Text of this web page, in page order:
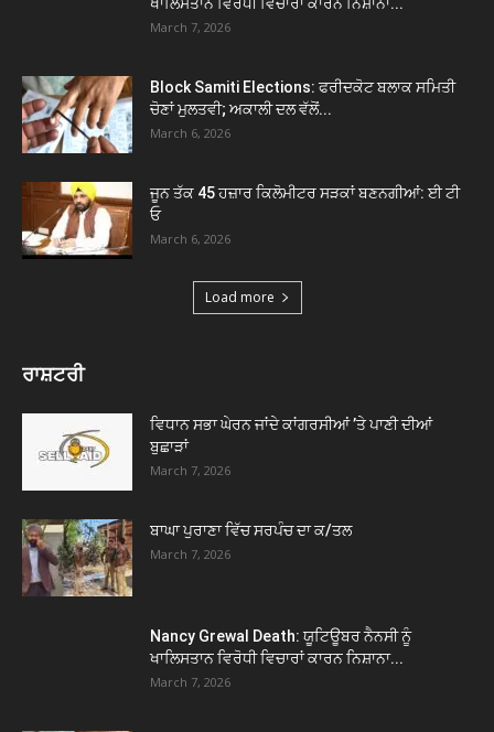
ਖਾਲਿਸਤਾਨ ਵਿਰੋਧੀ ਵਿਚਾਰਾਂ ਕਾਰਨ ਨਿਸ਼ਾਨਾ...
March 7, 2026
Block Samiti Elections: ਫਰੀਦਕੋਟ ਬਲਾਕ ਸਮਿਤੀ
ਚੋਣਾਂ ਮੁਲਤਵੀ; ਅਕਾਲੀ ਦਲ ਵੱਲੋਂ...
March 6, 2026
ਜੂਨ ਤੱਕ 45 ਹਜ਼ਾਰ ਕਿਲੋਮੀਟਰ ਸੜਕਾਂ ਬਣਨਗੀਆਂ: ਈ ਟੀ
ਓ
March 6, 2026
Load more
ਰਾਸ਼ਟਰੀ
ਵਿਧਾਨ ਸਭਾ ਘੇਰਨ ਜਾਂਦੇ ਕਾਂਗਰਸੀਆਂ ’ਤੇ ਪਾਣੀ ਦੀਆਂ
ਬੁਛਾੜਾਂ
March 7, 2026
ਬਾਘਾ ਪੁਰਾਣਾ ਵਿੱਚ ਸਰਪੰਚ ਦਾ ਕ/ਤਲ
March 7, 2026
Nancy Grewal Death: ਯੂਟਿਊਬਰ ਨੈਨਸੀ ਨੂੰ
ਖਾਲਿਸਤਾਨ ਵਿਰੋਧੀ ਵਿਚਾਰਾਂ ਕਾਰਨ ਨਿਸ਼ਾਨਾ...
March 7, 2026